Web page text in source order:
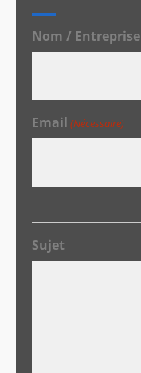
Nom / Entreprise
Email (Nécessaire)
Sujet